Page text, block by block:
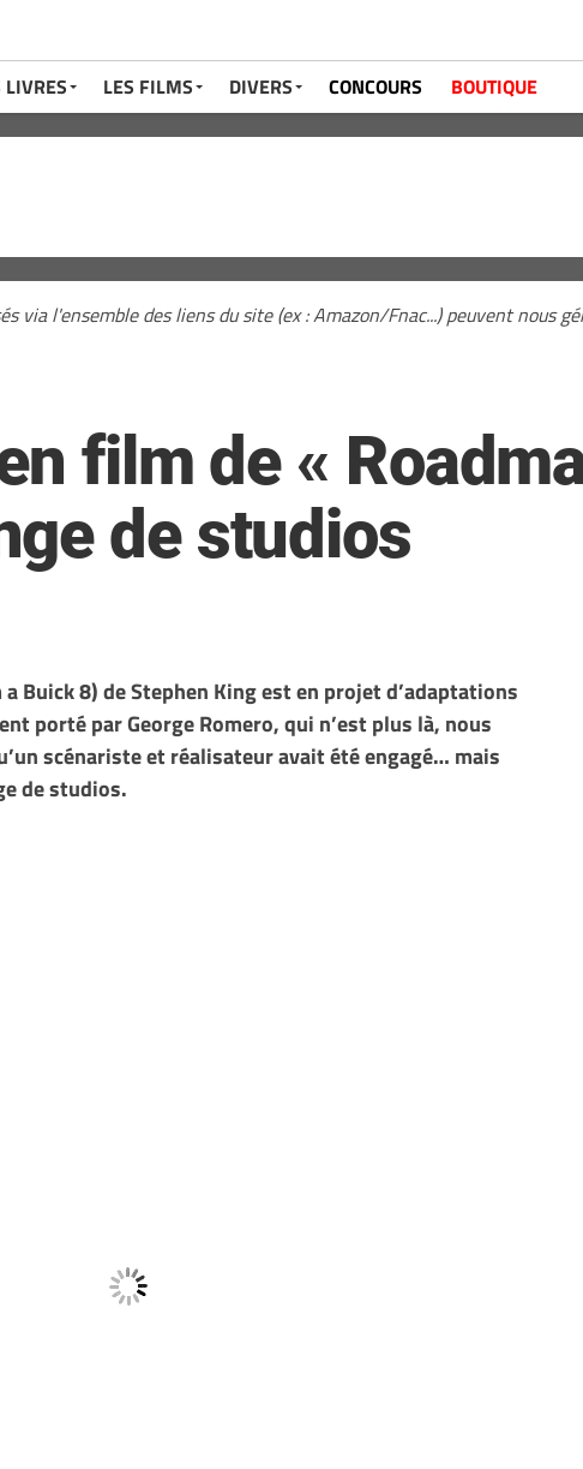
LIVRES LES FILMS DIVERS CONCOURS BOUTIQUE
via l'ensemble des liens du site (ex : Amazon/Fnac...) peuvent nous
film de «
de studios
Buick 8) de Stephen King est en projet d’adaptations
porté par George Romero, qui n’est plus là, nous
scénariste et réalisateur avait été engagé… mais
de studios.